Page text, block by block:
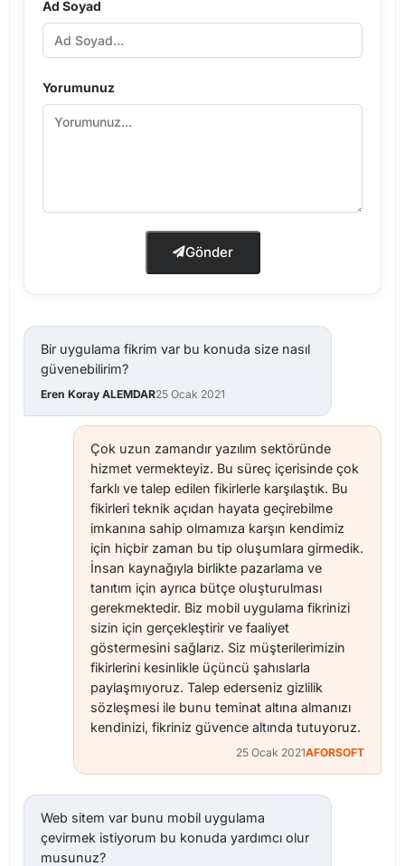
Ad Soyad
Yorumunuz
Gönder
Bir uygulama fikrim var bu konuda size nasıl
güvenebilirim?
Eren Koray ALEMDAR25 Ocak 2021
Çok uzun zamandır yazılım sektöründe
hizmet vermekteyiz. Bu süreç içerisinde çok
farklı ve talep edilen fikirlerle karşılaştık. Bu
fikirleri teknik açıdan hayata geçirebilme
imkanına sahip olmamıza karşın kendimiz
için hiçbir zaman bu tip oluşumlara girmedik.
İnsan kaynağıyla birlikte pazarlama ve
tanıtım için ayrıca bütçe oluşturulması
gerekmektedir. Biz mobil uygulama fikrinizi
sizin için gerçekleştirir ve faaliyet
göstermesini sağlarız. Siz müşterilerimizin
fikirlerini kesinlikle üçüncü şahıslarla
paylaşmıyoruz. Talep ederseniz gizlilik
sözleşmesi ile bunu teminat altına almanızı
kendinizi, fikriniz güvence altında tutuyoruz.
25 Ocak 2021AFORSOFT
Web sitem var bunu mobil uygulama
çevirmek istiyorum bu konuda yardımcı olur
musunuz?